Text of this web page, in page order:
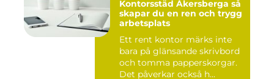
Kontorsstäd Åkersberga så
skapar du en ren och trygg
arbetsplats
Ett rent kontor märks inte
bara på glänsande skrivbord
och tomma papperskorgar.
Det påverkar också h...